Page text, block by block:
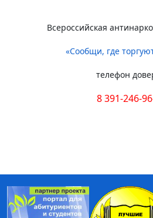
Всероссийская
«Сообщи, где
телефон
8 391-246-